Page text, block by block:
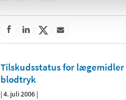
Tilskudsstatus for
blodtryk
|4. juli 2006 |